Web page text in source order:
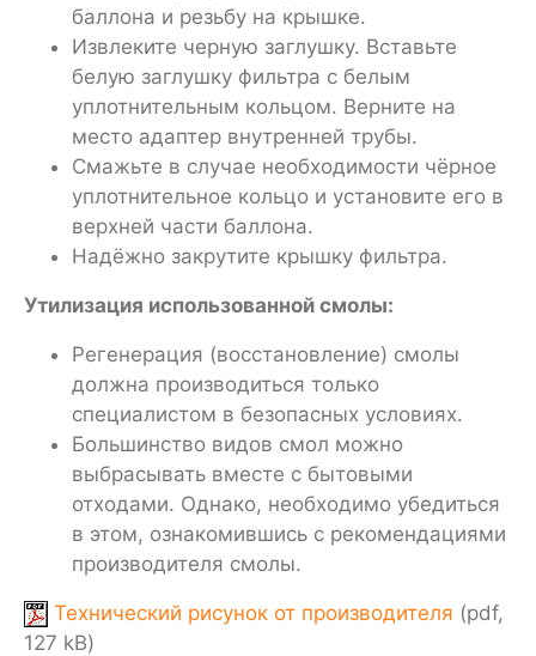
баллона и резьбу на крышке.
Извлеките черную заглушку. Вставьте
белую заглушку фильтра с белым
уплотнительным кольцом. Верните на
место адаптер внутренней трубы.
Смажьте в случае необходимости чёрное
уплотнительное кольцо и установите его в
верхней части баллона.
Надёжно закрутите крышку фильтра.
Утилизация использованной смолы:
Регенерация (восстановление) смолы
должна производиться только
специалистом в безопасных условиях.
Большинство видов смол можно
выбрасывать вместе с бытовыми
отходами. Однако, необходимо убедиться
в этом, ознакомившись с рекомендациями
производителя смолы.
Технический рисунок от производителя (pdf,
127 kB)